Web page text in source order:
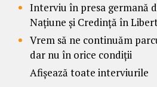
Interviu în presa germană
Națiune și Credință în
Vrem să ne continuăm
dar nu în orice condiții
Afișează toate interviurile